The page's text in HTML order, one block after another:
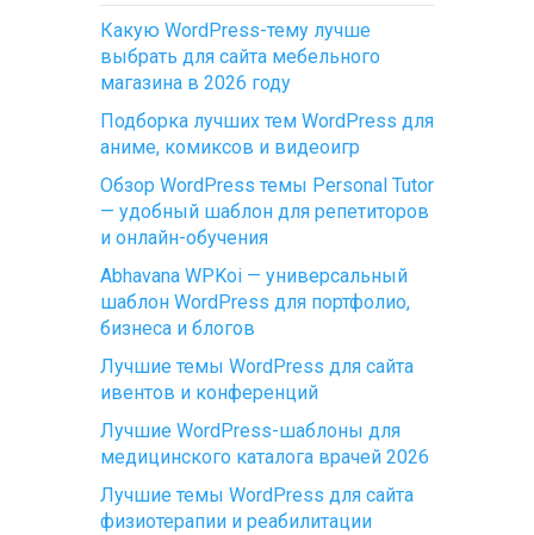
Какую WordPress-тему лучше
выбрать для сайта мебельного
магазина в 2026 году
Подборка лучших тем WordPress для
аниме, комиксов и видеоигр
Обзор WordPress темы Personal Tutor
— удобный шаблон для репетиторов
и онлайн-обучения
Abhavana WPKoi — универсальный
шаблон WordPress для портфолио,
бизнеса и блогов
Лучшие темы WordPress для сайта
ивентов и конференций
Лучшие WordPress-шаблоны для
медицинского каталога врачей 2026
Лучшие темы WordPress для сайта
физиотерапии и реабилитации